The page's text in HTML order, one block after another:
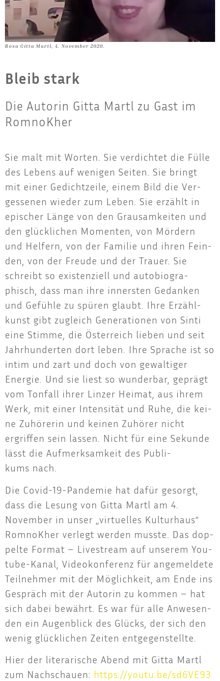
Rosa Gitta Martl, 4. November 2020.
Bleib stark
Die Autorin Gitta Martl zu Gast im
RomnoKher
Sie malt mit Wor­ten. Sie ver­dich­tet die Fül­le
des Lebens auf weni­gen Sei­ten. Sie bringt
mit einer Gedicht­zei­le, einem Bild die Ver­
ges­se­nen wie­der zum Leben. Sie erzählt in
epi­scher Län­ge von den Grau­sam­kei­ten und
den glück­li­chen Momen­ten, von Mör­dern
und Hel­fern, von der Fami­lie und ihren Fein­
den, von der Freu­de und der Trau­er. Sie
schreibt so exis­ten­zi­ell und auto­bio­gra­
phisch, dass man ihre inners­ten Gedan­ken
und Gefüh­le zu spü­ren glaubt. Ihre Erzähl­
kunst gibt zugleich Gene­ra­tio­nen von Sin­ti
eine Stim­me, die Öster­reich lie­ben und seit
Jahr­hun­der­ten dort leben. Ihre Spra­che ist so
intim und zart und doch von gewal­ti­ger
Ener­gie. Und sie liest so wun­der­bar, geprägt
vom Ton­fall ihrer Lin­zer Hei­mat, aus ihrem
Werk, mit einer Inten­si­tät und Ruhe, die kei­
ne Zuhö­re­rin und kei­nen Zuhö­rer nicht
ergrif­fen sein las­sen. Nicht für eine Sekun­de
lässt die Auf­merk­sam­keit des Publi­
kums nach.
Die Covid-19-Pan­de­mie hat dafür gesorgt,
dass die Lesung von Git­ta Martl am 4.
Novem­ber in unser „vir­tu­el­les Kul­tur­haus“
Rom­noK­her ver­legt wer­den muss­te. Das dop­
pel­te For­mat – Live­stream auf unse­rem You­
tube-Kanal, Video­kon­fe­renz für ange­mel­de­te
Teil­neh­mer mit der Mög­lich­keit, am Ende ins
Gespräch mit der Autorin zu kom­men – hat
sich dabei bewährt. Es war für alle Anwe­sen­
den ein Augen­blick des Glücks, der sich den
wenig glück­li­chen Zei­ten entgegenstellte.
Hier der lite­ra­ri­sche Abend mit Git­ta Martl
zum Nach­schau­en: https://​you​tu​.be/​s​d​6​V​E​9​3​